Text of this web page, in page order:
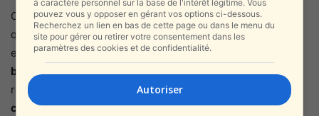
Ce bras de fer symbolique continuera probablement tant
que les groupes pro-iraniens investiront l’espace public
européen. La bonne nouvelle, c’est que
bon
et que l’économie locale sait compter : hôtels,
restaurants, musées ont tout intérêt à ce que
croisières israéliennesmaintiennent leurs escales. À
à caractère personnel sur la base de l'intérêt légitime. Vous
pouvez vous y opposer en gérant vos options ci-dessous.
Recherchez un lien en bas de cette page ou dans le menu du
site pour gérer ou retirer votre consentement dans les
paramètres des cookies et de confidentialité.
Autoriser